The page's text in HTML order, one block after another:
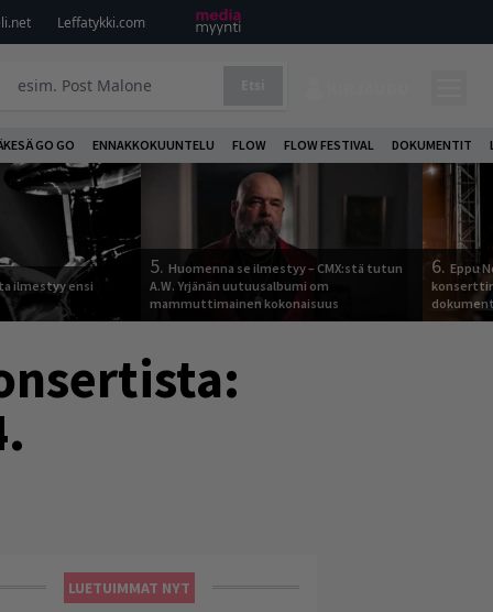
Leffatykki.com
GO GO ENNAKKOKUUNTELU FLOW FLOW FESTIVAL DOKUMENTIT
ilmestyy ensi
5. Huomenna se ilmestyy – CMX:stä tutun
A.W. Yrjänän uutuusalbumi om
mammuttimainen kokonaisuus
6. Eppu
LUETUIMMAT NYT